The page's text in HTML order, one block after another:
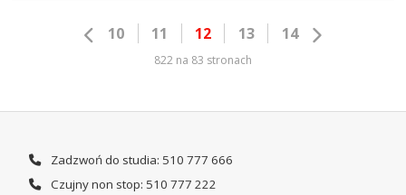
10 11 12 13 14
822 na 83 stronach
Zadzwoń do studia: 510 777 666
Czujny non stop: 510 777 222